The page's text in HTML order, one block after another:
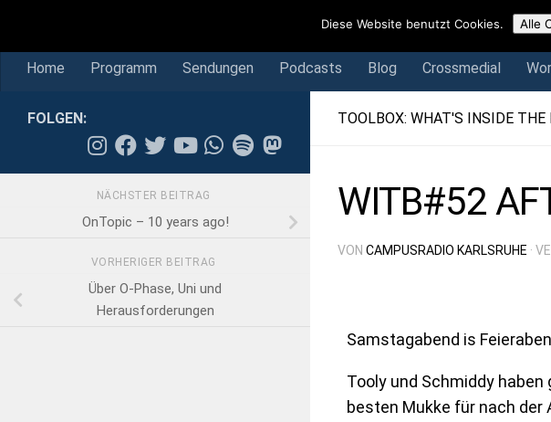
Podcasts Blog Crossmedial
Home Programm Sendungen Podcasts Blog Crossmedial
TOOLBOX: WHAT'S INSIDE THE
WITB#52
VON CAMPUSRADIO KARLSRUHE ·
Samstagabend is
Tooly und Schmiddy
besten Mukke für nach der
FOLGEN:
NÄCHSTER BEITRAG
OnTopic – 10 years ago!
VORHERIGER BEITRAG
Über O-Phase, Uni und
Herausforderungen
Diese Website benutzt Cookies. Alle